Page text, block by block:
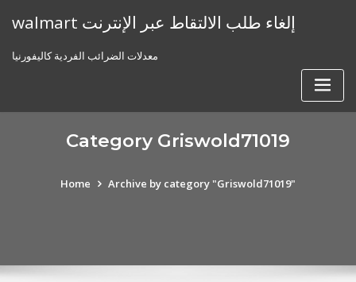
walmart إلغاء طلب الالتقاط عبر الإنترنت
معدلات الضرائب الفردية كاليفورنيا
Category Griswold71019
Home Archive by category "Griswold71019"